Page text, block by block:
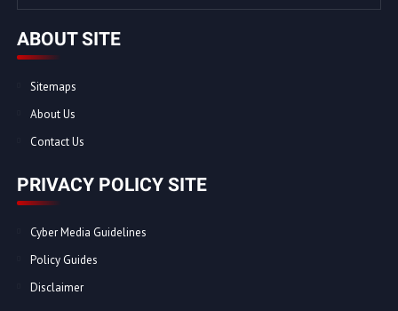
ABOUT SITE
Sitemaps
About Us
Contact Us
PRIVACY POLICY SITE
Cyber Media Guidelines
Policy Guides
Disclaimer